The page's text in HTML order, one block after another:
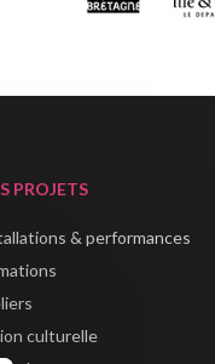
PROJETS
& performances
culturelle